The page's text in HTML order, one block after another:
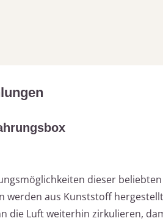
dieser
werden aus Kunststoff
die Luft weiterhin zirkulieren,